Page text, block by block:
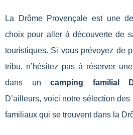
La Drôme Provençale est une
choix pour aller à découverte de
touristiques. Si vous prévoyez de
tribu, n’hésitez pas à réserver
dans uncamping familial
D’ailleurs, voici notre sélection
familiaux qui se trouvent dans la